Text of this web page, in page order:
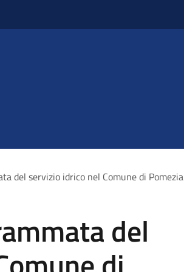
del servizio idrico nel Comune di Pomezia
del